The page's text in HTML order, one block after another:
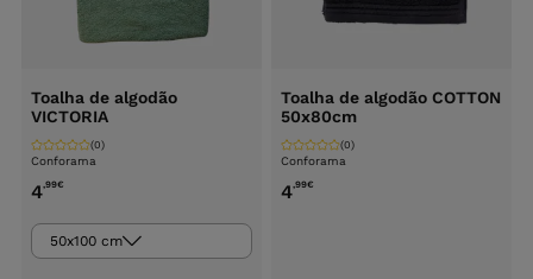
Toalha de algodão
VICTORIA
Conforama
(0)
4,99€
50x100 cm
Toalha de algodão COTTON
50x80cm
Conforama
(0)
4,99€